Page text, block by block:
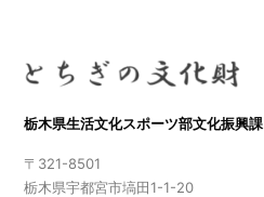
栃木県生活文化スポーツ部文化振興課
〒321-8501
栃木県宇都宮市塙田1-1-20